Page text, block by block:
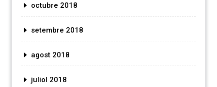
octubre 2018
setembre 2018
agost 2018
juliol 2018